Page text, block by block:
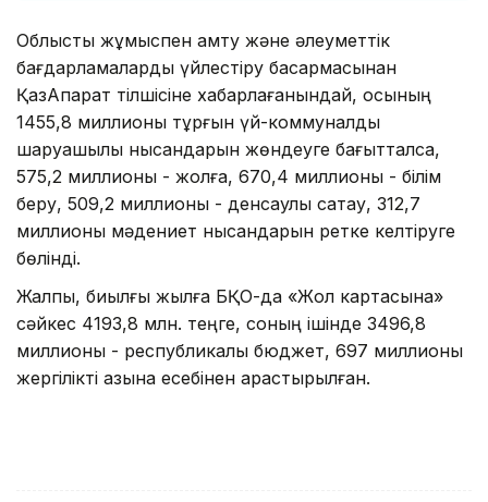
Облыстық жұмыспен қамту және әлеуметтік
бағдарламаларды үйлестіру басқармасынан
ҚазАқпарат тілшісіне хабарлағанындай, осының
1455,8 миллионы тұрғын үй-коммуналдық
шаруашылық нысандарын жөндеуге бағытталса,
575,2 миллионы - жолға, 670,4 миллионы - білім
беру, 509,2 миллионы - денсаулық сақтау, 312,7
миллионы мәдениет нысандарын ретке келтіруге
бөлінді.
Жалпы, биылғы жылға БҚО-да «Жол картасына»
сәйкес 4193,8 млн. теңге, соның ішінде 3496,8
миллионы - республикалық бюджет, 697 миллионы
жергілікті қазына есебінен қарастырылған.